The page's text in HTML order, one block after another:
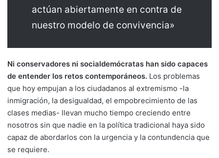
actúan abiertamente en contra de
nuestro modelo de convivencia»
Ni conservadores ni socialdemócratas han sido capaces
de entender los retos contemporáneos. Los problemas
que hoy empujan a los ciudadanos al extremismo -la
inmigración, la desigualdad, el empobrecimiento de las
clases medias- llevan mucho tiempo creciendo entre
nosotros sin que nadie en la política tradicional haya sido
capaz de abordarlos con la urgencia y la contundencia que
se requiere.